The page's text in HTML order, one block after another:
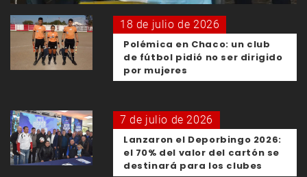
18 de julio de 2026
Polémica en Chaco: un club
de fútbol pidió no ser dirigido
por mujeres
7 de julio de 2026
Lanzaron el Deporbingo 2026:
el 70% del valor del cartón se
destinará para los clubes